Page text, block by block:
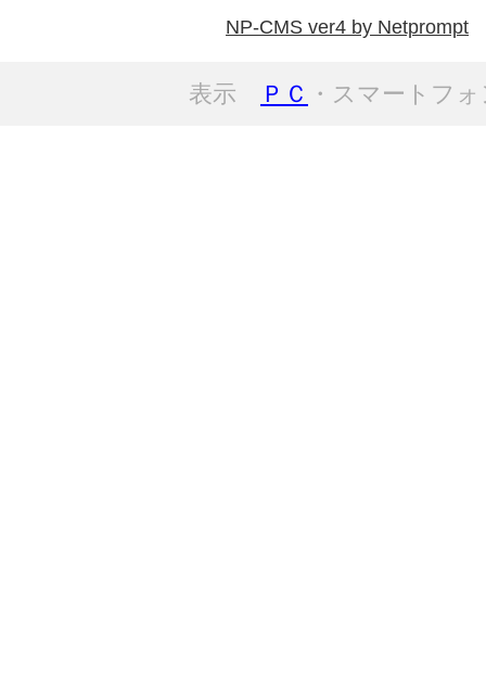
NP-CMS ver4 by Netprompt
表示 ＰＣ ・スマートフ